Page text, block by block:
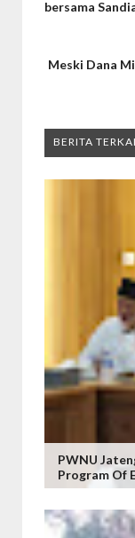
bersama
Meski Dana
BERITA
PWNU
Program Of